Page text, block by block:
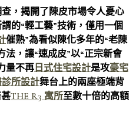
，揭開了陳皮市場令人憂心
的“輕工藝”技術，僅用一個
催熟”為看似陳化多年的“老陳
法，讓“速成皮”以“正宗新會
量不再 日式住宅設計是攻豪宅
所設計舞台上的兩座極端背
THE R3 寓所至數十倍的高額